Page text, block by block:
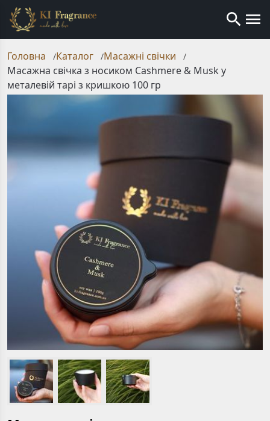
Головна /Каталог /Масажні свічки /
Масажна свічка з носиком Cashmere & Musk у
металевій тарі з кришкою 100 гр